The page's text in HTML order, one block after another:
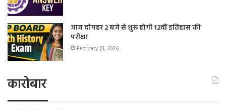
आज दोपहर 2 बजे से शुरू होगी 12वीं इतिहास की
परीक्षा
February 21, 2026
कारोबार